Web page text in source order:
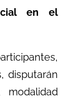
en el
disputarán